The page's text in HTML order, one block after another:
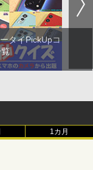
タイPickUpコ
1カ月